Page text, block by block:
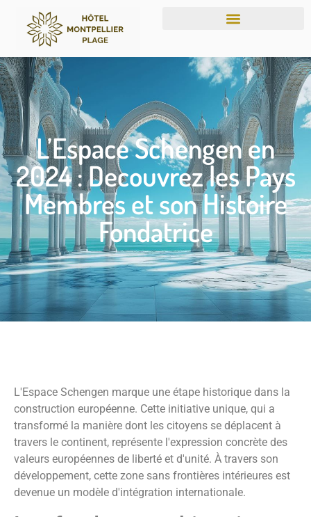
L’Espace Schengen en
2024 : Decouvrez les Pays
Membres et son Histoire
Fondatrice
L'Espace Schengen marque une étape historique dans la
construction européenne. Cette initiative unique, qui a
transformé la manière dont les citoyens se déplacent à
travers le continent, représente l'expression concrète des
valeurs européennes de liberté et d'unité. À travers son
développement, cette zone sans frontières intérieures est
devenue un modèle d'intégration internationale.